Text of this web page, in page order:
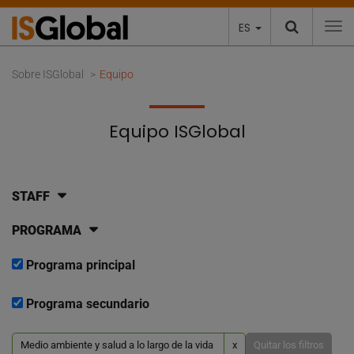
ES
Sobre ISGlobal Equipo
Equipo ISGlobal
STAFF
PROGRAMA
Programa principal
Programa secundario
Medio ambiente y salud a lo largo de la vida x Quitar los filtros